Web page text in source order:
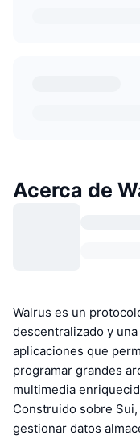
Acerca de
Walrus es un
descentralizado y
aplicaciones que
programar grandes
multimedia
Construido sobre
gestionar datos